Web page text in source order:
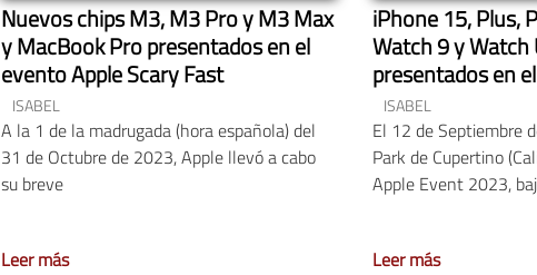
Nuevos chips M3, M3 Pro y M3 Max
y MacBook Pro presentados en el
evento Apple Scary Fast
ISABEL
A la 1 de la madrugada (hora española) del
31 de Octubre de 2023, Apple llevó a cabo
su breve
Leer más
iPhone 15, Plus,
Watch 9 y Watch
presentados en
de Septiembre
ISABEL
El 12 de Septiembre
Park de Cupertino
Apple Event 2023,
Leer más